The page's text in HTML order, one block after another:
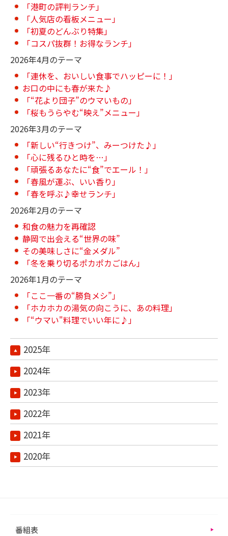
「港町の評判ランチ」
「人気店の看板メニュー」
「初夏のどんぶり特集」
「コスパ抜群！お得なランチ」
2026年4月のテーマ
「連休を、おいしい食事でハッピーに！」
お口の中にも春が来た♪
「“花より団子”のウマいもの」
「桜もうらやむ“映え”メニュー」
2026年3月のテーマ
「新しい“行きつけ”、みーつけた♪」
「心に残るひと時を…」
「頑張るあなたに“食”でエール！」
「春風が運ぶ、いい香り」
「春を呼ぶ♪幸せランチ」
2026年2月のテーマ
和食の魅力を再確認
静岡で出会える“世界の味”
その美味しさに“金メダル”
「冬を乗り切るポカポカごはん」
2026年1月のテーマ
「ここ一番の“勝負メシ”」
「ホカホカの湯気の向こうに、あの料理」
「“ウマい"料理でいい年に♪」
2025年
2024年
2023年
2022年
2021年
2020年
番組表